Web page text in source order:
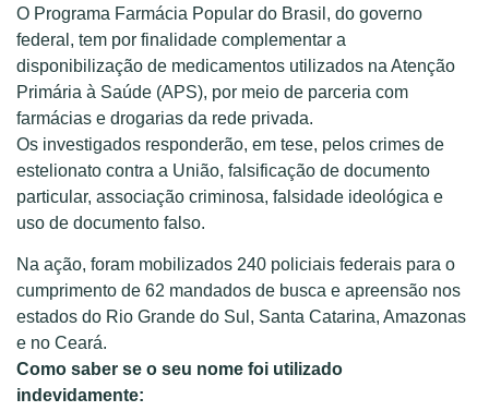
O Programa Farmácia Popular do Brasil, do governo
federal, tem por finalidade complementar a
disponibilização de medicamentos utilizados na Atenção
Primária à Saúde (APS), por meio de parceria com
farmácias e drogarias da rede privada.
Os investigados responderão, em tese, pelos crimes de
estelionato contra a União, falsificação de documento
particular, associação criminosa, falsidade ideológica e
uso de documento falso.
Na ação, foram mobilizados 240 policiais federais para o
cumprimento de 62 mandados de busca e apreensão nos
estados do Rio Grande do Sul, Santa Catarina, Amazonas
e no Ceará.
Como saber se o seu nome foi utilizado
indevidamente: